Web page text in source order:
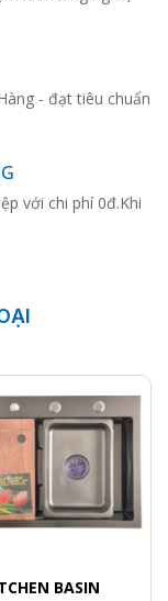
- đạt tiêu chuẩn
với chi phí 0đ.Khi
BASIN